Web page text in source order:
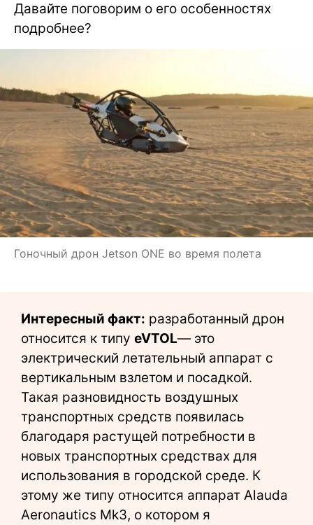
Давайте поговорим о его особенностях
подробнее?
Гоночный дрон Jetson ONE во время полета
Интересный факт: разработанный дрон
относится к типу eVTOL— это
электрический летательный аппарат с
вертикальным взлетом и посадкой.
Такая разновидность воздушных
транспортных средств появилась
благодаря растущей потребности в
новых транспортных средствах для
использования в городской среде. К
этому же типу относится аппарат Alauda
Aeronautics Mk3, о котором я